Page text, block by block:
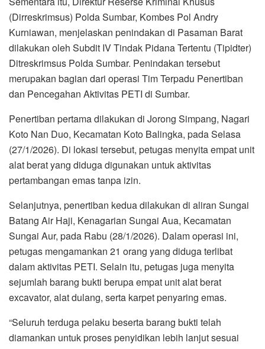
(Dirreskrimsus) Polda Sumbar, Kombes Pol Andry
Kurniawan, menjelaskan penindakan di Pasaman Barat
dilakukan oleh Subdit IV Tindak Pidana Tertentu (Tipidter)
Ditreskrimsus Polda Sumbar. Penindakan tersebut
merupakan bagian dari operasi Tim Terpadu Penertiban
dan Pencegahan Aktivitas PETI di Sumbar.
Penertiban pertama dilakukan di Jorong Simpang, Nagari
Koto Nan Duo, Kecamatan Koto Balingka, pada Selasa
(27/1/2026). Di lokasi tersebut, petugas menyita empat unit
alat berat yang diduga digunakan untuk aktivitas
pertambangan emas tanpa izin.
Selanjutnya, penertiban kedua dilakukan di aliran Sungai
Batang Air Haji, Kenagarian Sungai Aua, Kecamatan
Sungai Aur, pada Rabu (28/1/2026). Dalam operasi ini,
petugas mengamankan 21 orang yang diduga terlibat
dalam aktivitas PETI. Selain itu, petugas juga menyita
sejumlah barang bukti berupa empat unit alat berat
excavator, alat dulang, serta karpet penyaring emas.
“Seluruh terduga pelaku beserta barang bukti telah
diamankan untuk proses penyidikan lebih lanjut sesuai